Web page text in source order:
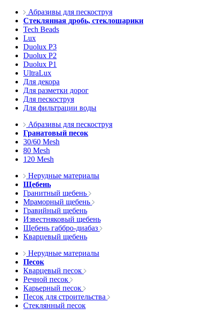
Абразивы для пескоструя
Стеклянная дробь, стеклошарики
Tech Beads
Lux
Duolux P3
Duolux P2
Duolux P1
UltraLux
Для декора
Для разметки дорог
Для пескоструя
Для фильтрации воды
Абразивы для пескоструя
Гранатовый песок
30/60 Mesh
80 Mesh
120 Mesh
Нерудные материалы
Щебень
Гранитный щебень
Мраморный щебень
Гравийный щебень
Известняковый щебень
Щебень габбро-диабаз
Кварцевый щебень
Нерудные материалы
Песок
Кварцевый песок
Речной песок
Карьерный песок
Песок для строительства
Стеклянный песок